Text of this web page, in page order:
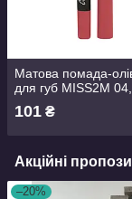
Матова помада-
для губ MISS2M
101 ₴
Акційні
–20%